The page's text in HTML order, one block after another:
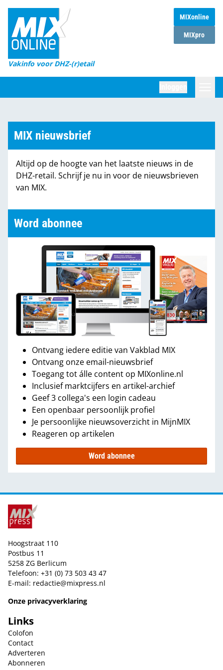
MIXonline
MIXpro
Vakinfo voor DHZ-(r)etail
Home
Magazines
DHZ Sessie
Marktcijfers
Partners
MIX nieuwsbrief
Altijd op de hoogte van het laatste nieuws in de
DHZ-retail. Schrijf je nu in voor de nieuwsbrieven
van MIX.
Word abonnee
Ontvang iedere editie van Vakblad MIX
Ontvang onze email-nieuwsbrief
Toegang tot álle content op MIXonline.nl
Inclusief marktcijfers en artikel-archief
Geef 3 collega's een login cadeau
Een openbaar persoonlijk profiel
Je persoonlijke nieuwsoverzicht in MijnMIX
Reageren op artikelen
Word abonnee
Hoogstraat 110
Postbus 11
5258 ZG Berlicum
Telefoon: +31 (0) 73 503 43 47
E-mail: redactie@mixpress.nl
Onze privacyverklaring
Links
Colofon
Contact
Adverteren
Abonneren